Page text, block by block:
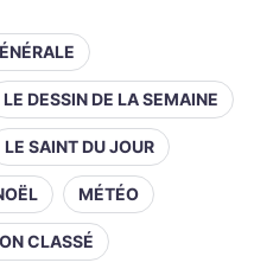
LE DESSIN DE LA SEMAINE
LE SAINT DU JOUR
MÉTÉO
CLASSÉ